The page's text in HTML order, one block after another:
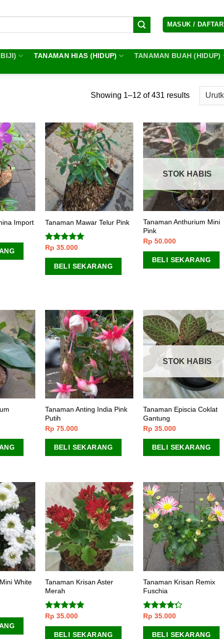
MASUK / DAFTAR
TANAMAN HIAS (HIDUP) TANAMAN BUAH (HIDUP)
Showing 1–12 of 431 results
Import
Tanaman Mawar Telur Pink
Dinilai5.00
Rp 35.000
BELI SEKARANG
STOK HABIS
Tanaman Anthurium Mini
Pink
Rp 50.000
BELI SEKARANG
Tanaman Anting India Pink
Putih
Rp 75.000
BELI SEKARANG
STOK HABIS
Tanaman Episcia Coklat
Gantung
Rp 35.000
BELI SEKARANG
White
Tanaman Krisan Aster
Merah
Dinilai5.00
Rp 35.000
BELI SEKARANG
Tanaman Krisan Remix
Fuschia
Dinilai
Rp 35.000
BELI SEKARANG